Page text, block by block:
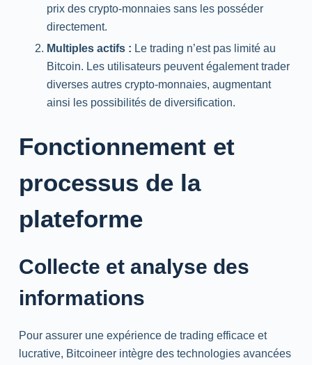
prix des crypto-monnaies sans les posséder
directement.
Multiples actifs : Le trading n’est pas limité au
Bitcoin. Les utilisateurs peuvent également trader
diverses autres crypto-monnaies, augmentant
ainsi les possibilités de diversification.
Fonctionnement et
processus de la
plateforme
Collecte et analyse des
informations
Pour assurer une expérience de trading efficace et
lucrative, Bitcoineer intègre des technologies avancées